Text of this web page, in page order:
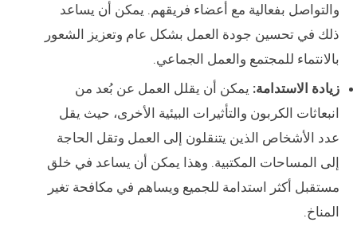
والتواصل بفعالية مع أعضاء فريقهم. يمكن أن يساعد
ذلك في تحسين جودة العمل بشكل عام وتعزيز الشعور
بالانتماء للمجتمع والعمل الجماعي.
زيادة الاستدامة: يمكن أن يقلل العمل عن بُعد من
انبعاثات الكربون والتأثيرات البيئية الأخرى، حيث يقل
عدد الأشخاص الذين يتنقلون إلى العمل وتقل الحاجة
إلى المساحات المكتبية. وهذا يمكن أن يساعد في خلق
مستقبل أكثر استدامة للجميع ويساهم في مكافحة تغير
المناخ.